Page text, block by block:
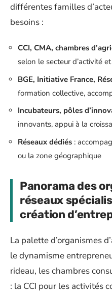
différentes familles
besoins :
CCI, CMA, chambres
selon le secteur d’activité
BGE, Initiative France,
formation collective,
Incubateurs, pôles
innovants, appui à la
Réseaux dédiés :
ou la zone géographique
Panorama des
réseaux
création
La palette d’organismes
le dynamisme
rideau, les chambres
: la CCI pour les activités